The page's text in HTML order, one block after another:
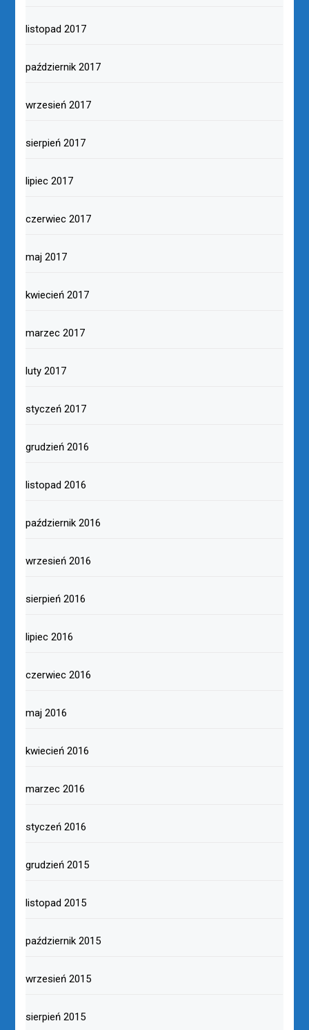
listopad 2017
październik 2017
wrzesień 2017
sierpień 2017
lipiec 2017
czerwiec 2017
maj 2017
kwiecień 2017
marzec 2017
luty 2017
styczeń 2017
grudzień 2016
listopad 2016
październik 2016
wrzesień 2016
sierpień 2016
lipiec 2016
czerwiec 2016
maj 2016
kwiecień 2016
marzec 2016
styczeń 2016
grudzień 2015
listopad 2015
październik 2015
wrzesień 2015
sierpień 2015